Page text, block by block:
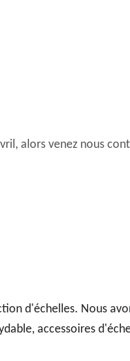
alors venez nous
d'échelles. Nous
accessoires